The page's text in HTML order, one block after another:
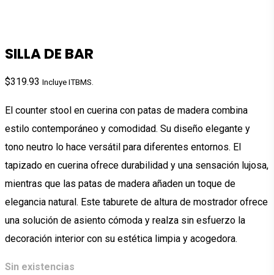
SILLA DE BAR
$319.93 Incluye ITBMS.
El counter stool en cuerina con patas de madera combina
estilo contemporáneo y comodidad. Su diseño elegante y
tono neutro lo hace versátil para diferentes entornos. El
tapizado en cuerina ofrece durabilidad y una sensación lujosa,
mientras que las patas de madera añaden un toque de
elegancia natural. Este taburete de altura de mostrador ofrece
una solución de asiento cómoda y realza sin esfuerzo la
decoración interior con su estética limpia y acogedora.
Sin existencias